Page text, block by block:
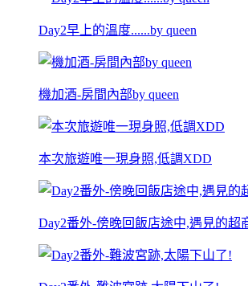
Day2早上的溫度......by queen
機加酒-房間內部by queen
本次旅遊唯一現身照,低調XDD
Day2番外-傍晚回飯店途中,遇見的超